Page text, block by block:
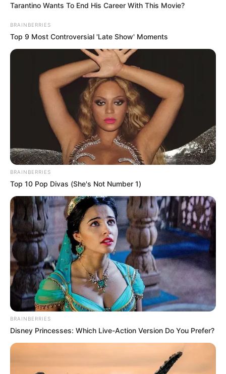
clasificación a los
CLASIFICACIÓN
Etapa 3 Clásico RCN Banco
Agrario 2023: así quedó la
clasificación general
TEMAS DESTACADOS
EMERGENCIAS POR LLUVIAS
FUERTES LLUVIAS
VIA AL LLANO
LIGA BETPLAY
METRO DE MEDELLÍN
CORTES DE LUZ
CORTES DE AGUA
FENÓMENO DEL NIÑO
Tarantino Wants To End His Career With This Movie?
BRAINBERRIES
Top 9 Most Controversial 'Late Show' Moments
BRAINBERRIES
Top 10 Pop Divas (She's Not Number 1)
BRAINBERRIES
Disney Princesses: Which Live-Action Version Do You Prefer?